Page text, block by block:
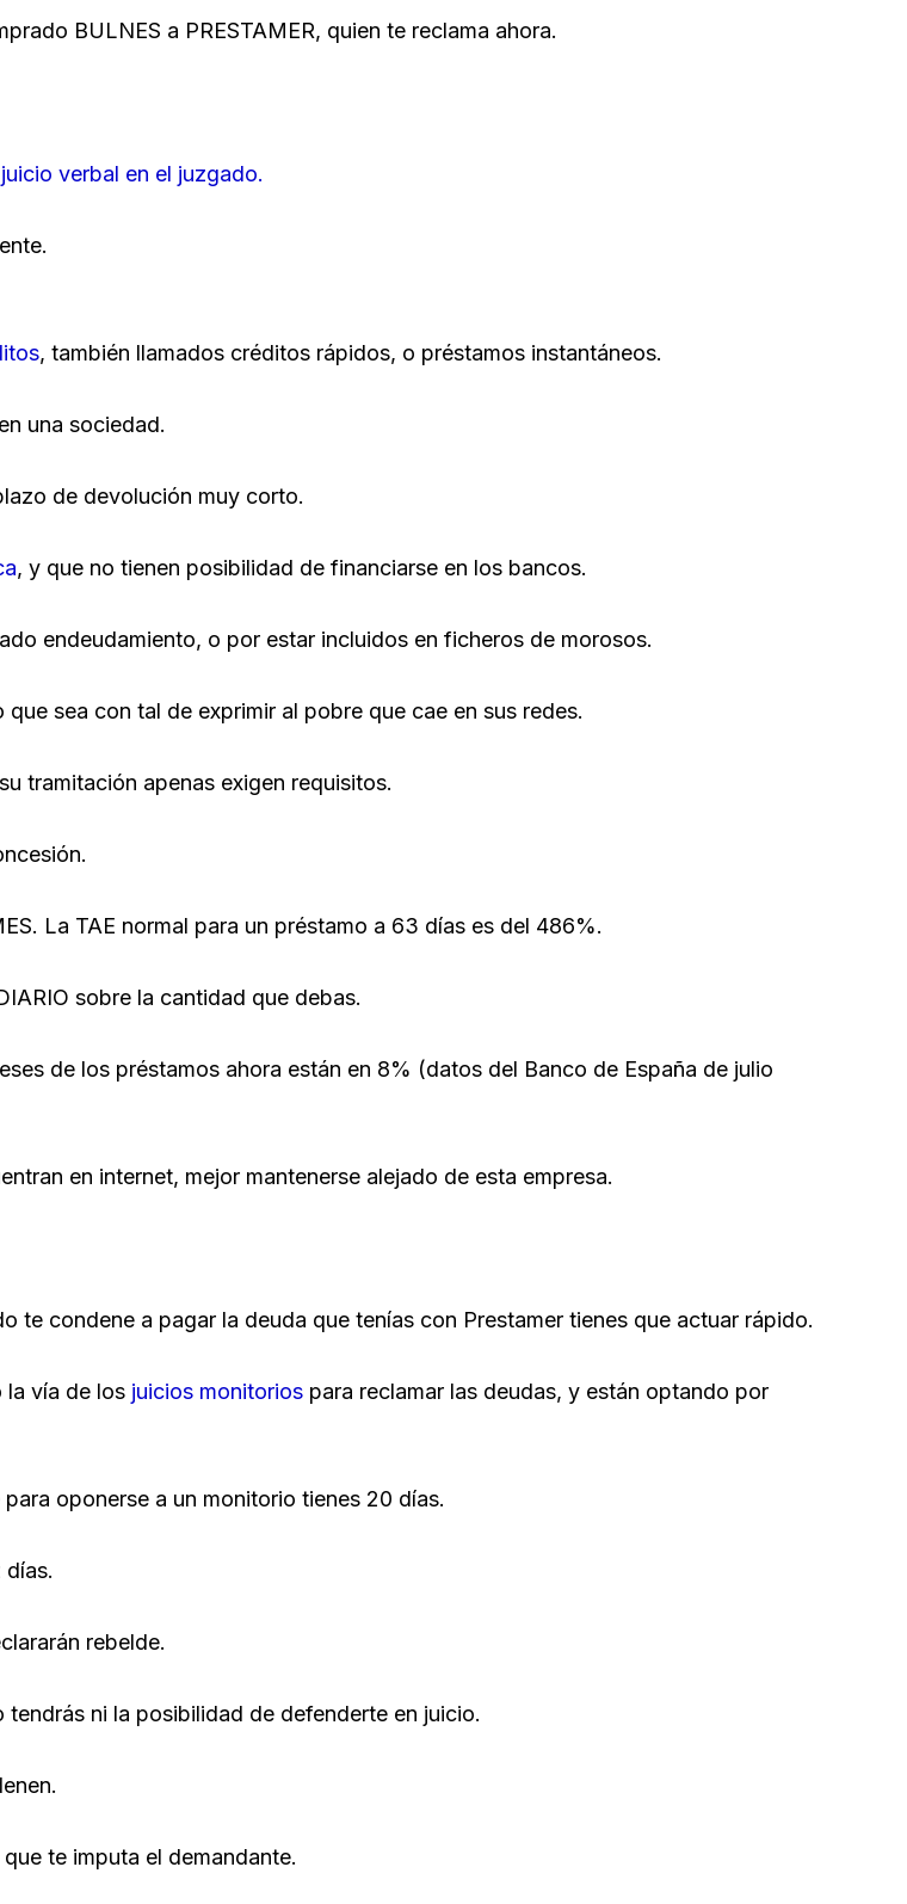
BULNES a PRESTAMER, quien te reclama ahora.
verbal en el juzgado.
, también llamados créditos rápidos, o préstamos instantáneos.
una sociedad.
de devolución muy corto.
, y que no tienen posibilidad de financiarse en los bancos.
endeudamiento, o por estar incluidos en ficheros de morosos.
sea con tal de exprimir al pobre que cae en sus redes.
tramitación apenas exigen requisitos.
La TAE normal para un préstamo a 63 días es del 486%.
sobre la cantidad que debas.
de los préstamos ahora están en 8% (datos del Banco de España de julio
en internet, mejor mantenerse alejado de esta empresa.
te condene a pagar la deuda que tenías con Prestamer tienes que actuar rápido.
la vía de los juicios monitorios para reclamar las deudas, y están optando por
oponerse a un monitorio tienes 20 días.
rebelde.
ni la posibilidad de defenderte en juicio.
te imputa el demandante.